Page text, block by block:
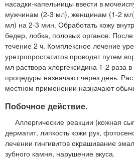
насадки-капельницы ввести в
мужчинам (2-3 мл), женщинам (1-2
мл) на 2-3 мин. Обработать кожу
бедер, лобка, половых органов.
течение 2 ч. Комплексное лечение
уретропростатитов проводят путем
мл раствора хлоргексидина 1-2 раза
процедуры назначают через день.
местном применении назначают
Побочное действие.
Аллергические реакции (кожная
дерматит, липкость кожи рук,
лечении гингивитов окрашивание
зубного камня, нарушение вкуса.